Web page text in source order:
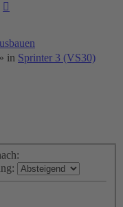
» in Sprinter 3 (VS30)